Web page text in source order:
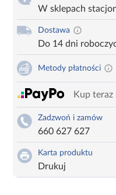
W sklepach
Dostawa
Do 14 dni
Metody płatności
Kup teraz
Zadzwoń i zamów
660 627 627
Karta produktu
Drukuj